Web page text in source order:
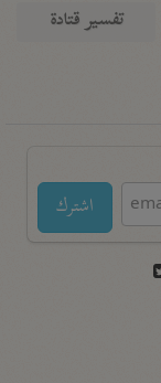
تفسير قتادة
اشترك